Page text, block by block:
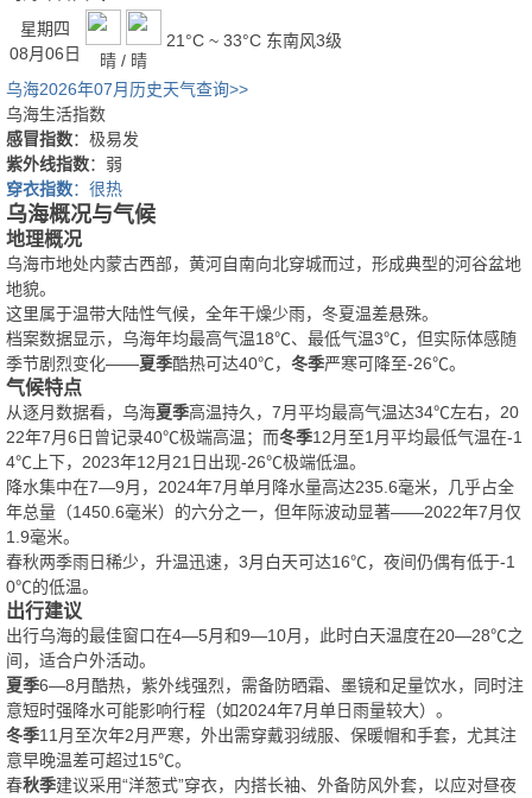
星期四
08月06日
晴 / 晴
21°C ~ 33°C 东南风3级
乌海2026年07月历史天气查询>>
乌海生活指数
感冒指数：极易发
紫外线指数：弱
穿衣指数：很热
乌海概况与气候
地理概况
乌海市地处内蒙古西部，黄河自南向北穿城而过，形成典型的河谷盆地
地貌。
这里属于温带大陆性气候，全年干燥少雨，冬夏温差悬殊。
档案数据显示，乌海年均最高气温18℃、最低气温3℃，但实际体感随
季节剧烈变化——夏季酷热可达40℃， 冬季严寒可降至-26℃。
气候特点
从逐月数据看，乌海夏季高温持久，7月平均最高气温达34℃左右，20
22年7月6日曾记录40℃极端高温；而冬季12月至1月平均最低气温在-1
4℃上下，2023年12月21日出现-26℃极端低温。
降水集中在7—9月，2024年7月单月降水量高达235.6毫米，几乎占全
年总量（1450.6毫米）的六分之一，但年际波动显著——2022年7月仅
1.9毫米。
春秋两季雨日稀少，升温迅速，3月白天可达16℃，夜间仍偶有低于-1
0℃的低温。
出行建议
出行乌海的最佳窗口在4—5月和9—10月，此时白天温度在20—28℃之
间，适合户外活动。
夏季6—8月酷热，紫外线强烈，需备防晒霜、墨镜和足量饮水，同时注
意短时强降水可能影响行程（如2024年7月单日雨量较大）。
冬季11月至次年2月严寒，外出需穿戴羽绒服、保暖帽和手套，尤其注
意早晚温差可超过15℃。
春秋季建议采用“洋葱式”穿衣，内搭长袖、外备防风外套，以应对昼夜